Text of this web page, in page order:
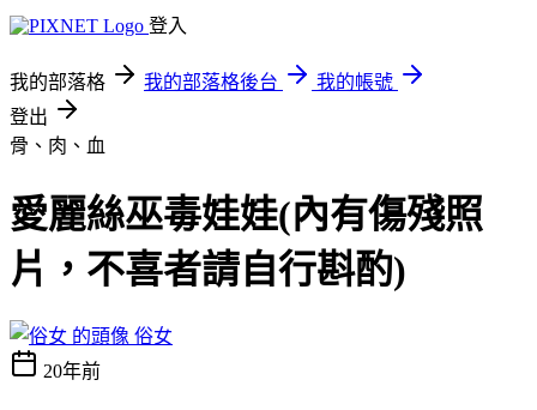
登入
我的部落格 我的部落格後台
我的帳號
登出
骨、肉、血
愛麗絲巫毒娃娃(內有傷殘照
片，不喜者請自行斟酌)
俗女
20年前